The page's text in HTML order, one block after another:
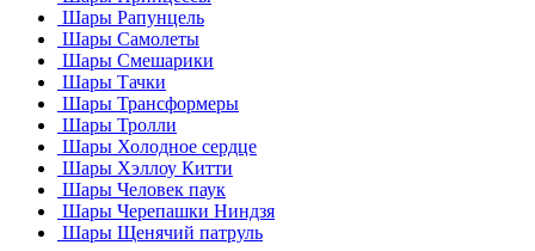
Шары Рапунцель
Шары Самолеты
Шары Смешарики
Шары Тачки
Шары Трансформеры
Шары Тролли
Шары Холодное сердце
Шары Хэллоу Китти
Шары Человек паук
Шары Черепашки Ниндзя
Шары Щенячий патруль